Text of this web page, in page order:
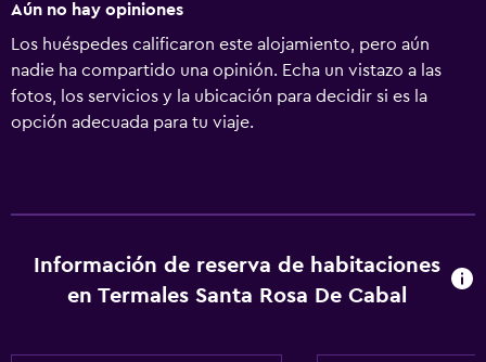
Aún no hay opiniones
Los huéspedes calificaron este alojamiento, pero aún
nadie ha compartido una opinión. Echa un vistazo a las
fotos, los servicios y la ubicación para decidir si es la
opción adecuada para tu viaje.
Información de reserva de habitaciones
en Termales Santa Rosa De Cabal